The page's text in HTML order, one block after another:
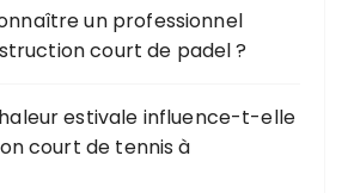
un professionnel
court de padel ?
estivale influence-t-elle
court de tennis à